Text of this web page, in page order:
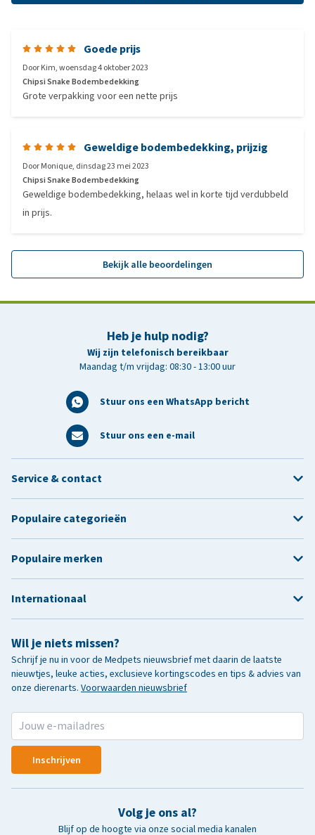
Goede prijs
DoorKim,woensdag 4 oktober 2023
Chipsi Snake Bodembedekking
Grote verpakking voor een nette prijs
Geweldige bodembedekking, prijzig
DoorMonique, dinsdag 23 mei 2023
Chipsi Snake Bodembedekking
Geweldige bodembedekking, helaas wel in korte tijd verdubbeld
in prijs.
Bekijk alle beoordelingen
Heb je hulp nodig?
Wij zijn telefonisch bereikbaar
Maandag t/m vrijdag: 08:30 - 13:00 uur
Stuur ons een WhatsApp bericht
Stuur ons een e-mail
Wil je niets missen?
Schrijf je nu in voor de Medpets nieuwsbrief met daarin de laatste
nieuwtjes, leuke acties, exclusieve kortingscodes en tips & advies van
onze dierenarts. Voorwaarden nieuwsbrief
Inschrijven
Volg je ons al?
Blijf op de hoogte via onze social media kanalen
Service & contact
Populaire categorieën
Populaire merken
Internationaal